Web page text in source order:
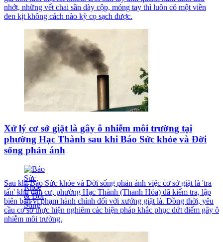
nhớt, những vết chai sần dày cộp, móng tay thì luôn có một viền
đen kịt không cách nào kỳ cọ sạch được.
Xử lý cơ sở giặt là gây ô nhiễm môi trường tại
phường Hạc Thành sau khi Báo Sức khỏe và Đời
sống phản ánh
Sau khi Báo Sức khỏe và Đời sống phản ánh việc cơ sở giặt là 'tra
tấn' khu dân cư, phường Hạc Thành (Thanh Hóa) đã kiểm tra, lập
biên bản vi phạm hành chính đối với xưởng giặt là. Đồng thời, yêu
cầu cơ sở thực hiện nghiêm các biện pháp khắc phục dứt điểm gây ô
nhiễm môi trường.